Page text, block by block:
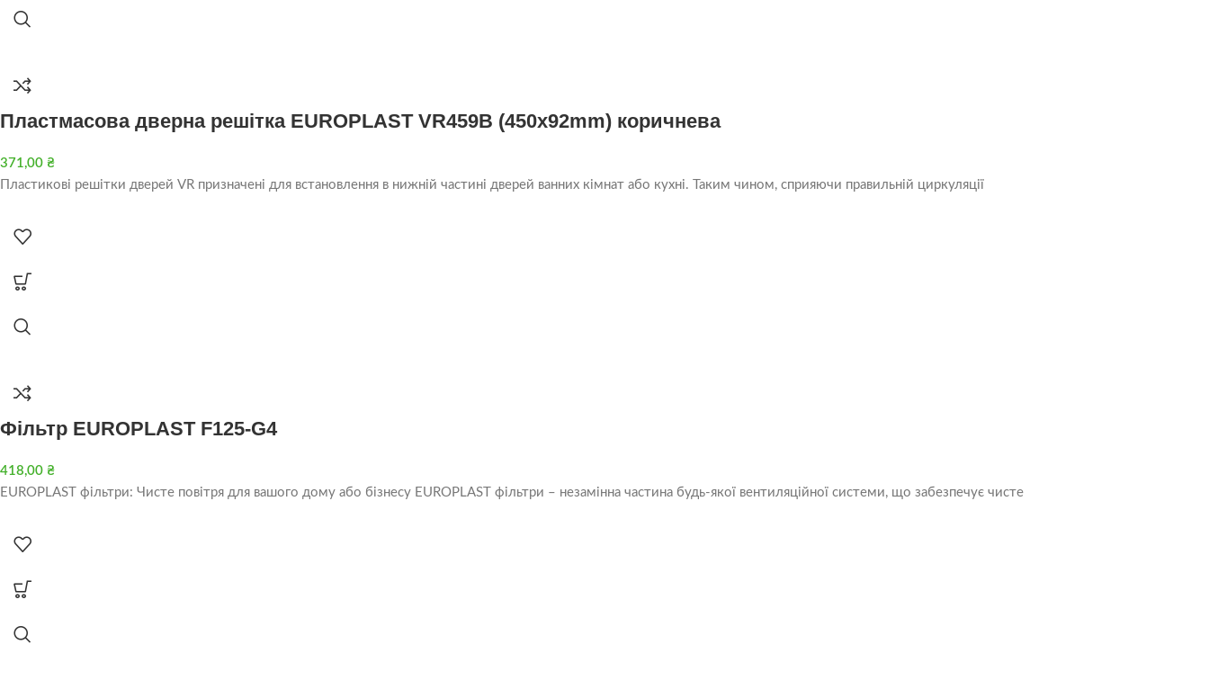
Пластмасова дверна решітка EUROPLAST VR459B (450x92mm) коричнева
371,00 ₴
Пластикові решітки дверей VR призначені для встановлення в нижній частині дверей ванних кімнат або кухні. Таким чином, сприяючи правильній циркуляції
Фільтр EUROPLAST F125-G4
418,00 ₴
EUROPLAST фільтри: Чисте повітря для вашого дому або бізнесу EUROPLAST фільтри – незамінна частина будь-якої вентиляційної системи, що забезпечує чисте